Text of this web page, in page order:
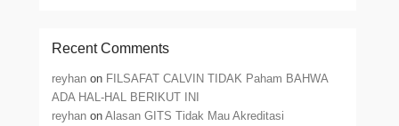
Recent Comments
reyhan on FILSAFAT CALVIN TIDAK Paham BAHWA
ADA HAL-HAL BERIKUT INI
reyhan onAlasan GITS Tidak Mau Akreditasi